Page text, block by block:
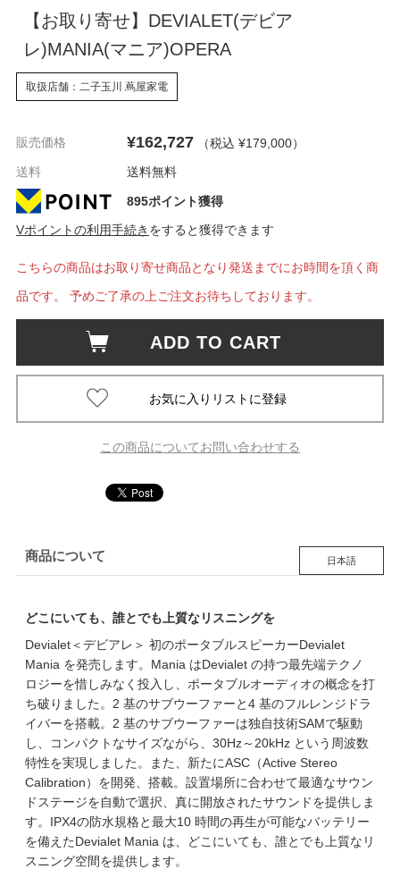
【お取り寄せ】DEVIALET(デビア
レ)MANIA(マニア)OPERA
取扱店舗：二子玉川 蔦屋家電
販売価格 ¥162,727 （税込 ¥179,000）
送料
送料無料
895ポイント獲得
Vポイントの利用手続き をすると獲得できます
こちらの商品はお取り寄せ商品となり発送までにお時間を頂く商
品です。 予めご了承の上ご注文お待ちしております。
ADD TO CART
この商品についてお問い合わせする
商品について 日本語
どこにいても、誰とでも上質なリスニングを
Devialet＜デビアレ＞ 初のポータブルスピーカーDevialet
Mania を発売します。Mania はDevialet の持つ最先端テクノ
ロジーを惜しみなく投入し、ポータブルオーディオの概念を打
ち破りました。2 基のサブウーファーと4 基のフルレンジドラ
イバーを搭載。2 基のサブウーファーは独自技術SAMで駆動
し、コンパクトなサイズながら、30Hz～20kHz という周波数
特性を実現しました。また、新たにASC（Active Stereo
Calibration）を開発、搭載。設置場所に合わせて最適なサウン
ドステージを自動で選択、真に開放されたサウンドを提供しま
す。IPX4の防水規格と最大10 時間の再生が可能なバッテリー
を備えたDevialet Mania は、どこにいても、誰とでも上質なリ
スニング空間を提供します。